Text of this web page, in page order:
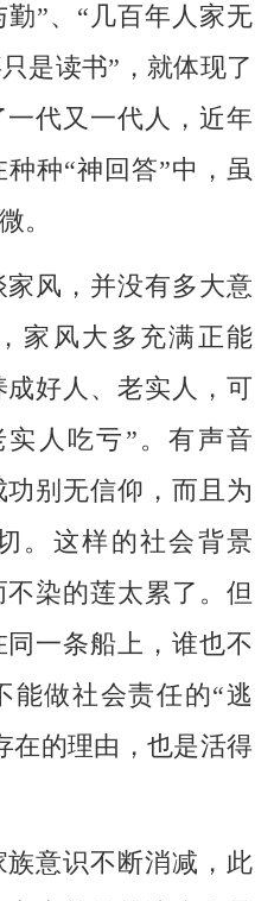
”、“几百年人家无
是读书”，就体现了
代又一代人，近年
种“神回答”中，虽
。
风，并没有多大意
家风大多充满正能
好人、老实人，可
人吃亏”。有声音
别无信仰，而且为
。这样的社会背景
染的莲太累了。但
一条船上，谁也不
能做社会责任的“逃
在的理由，也是活得
意识不断消减，此